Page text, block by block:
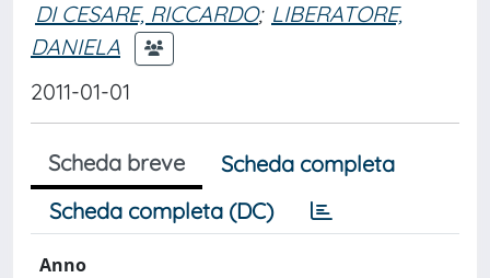
DI CESARE, RICCARDO; LIBERATORE,
DANIELA
2011-01-01
Scheda breve
Scheda completa
Scheda completa (DC)
Anno